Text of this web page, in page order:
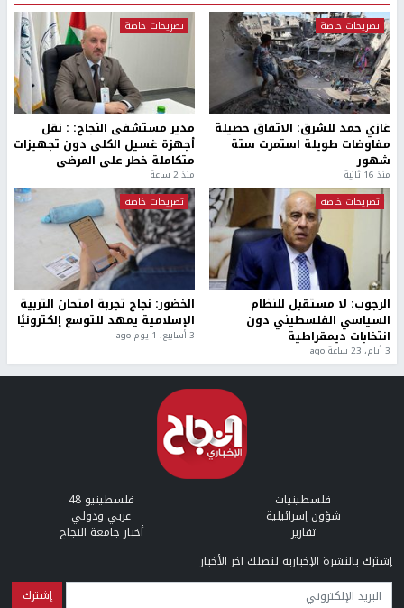
تصريحات خاصة
غازي حمد للشرق: الاتفاق حصيلة
مفاوضات طويلة استمرت ستة
شهور
منذ 16 ثانية
تصريحات خاصة
مدير مستشفى النجاح: : نقل
أجهزة غسيل الكلى دون تجهيزات
متكاملة خطر على المرضى
منذ 2 ساعة
تصريحات خاصة
الرجوب: لا مستقبل للنظام
السياسي الفلسطيني دون
انتخابات ديمقراطية
3 أيام، 23 ساعة ago
تصريحات خاصة
الخضور: نجاح تجربة امتحان التربية
الإسلامية يمهد للتوسع إلكترونيًا
3 أسابيع، 1 يوم ago
فلسطينيات فلسطينيو 48
شؤون إسرائيلية عربي ودولي
تقارير
أخبار جامعة النجاح
إشترك بالنشرة الإخبارية لتصلك اخر الأخبار
البريد الإلكتروني